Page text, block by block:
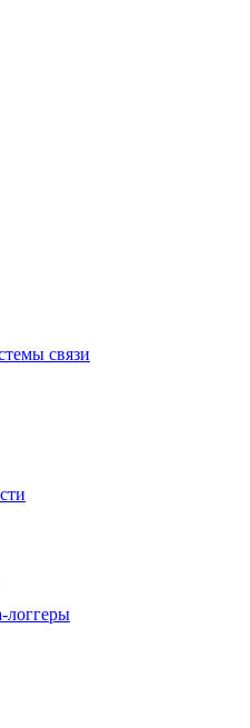
связи
логгеры